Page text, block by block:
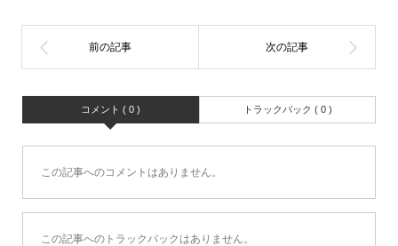
コメント ( 0 ) トラックバック ( 0 )
この記事へのコメントはありません。
この記事へのトラックバックはありません。